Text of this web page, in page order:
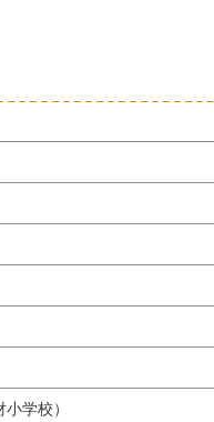
学校）